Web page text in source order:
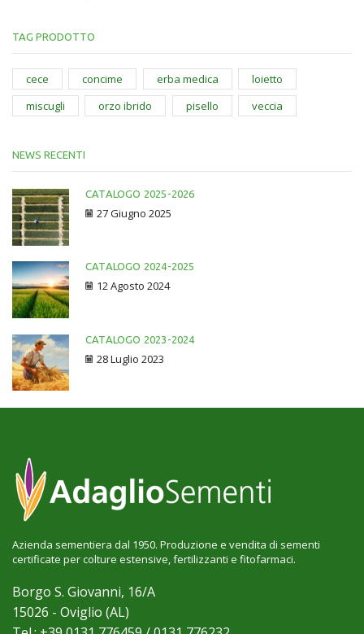
TAG PRODOTTO
cece concime erba medica
loietto
miscugli
orzo ibrido pisello veccia
NEWS RECENTI
CATALOGO 2025-2026
27 Giugno 2025
CATALOGO 2024-2025
12 Agosto 2024
CATALOGO 2023-2024
28 Luglio 2023
Azienda sementiera dal 1950. Produzione e vendita di sementi
certificate per colture estensive, fertilizzanti e fitofarmaci.
Borgo S. Giovanni, 16/A
15026 - Oviglio (AL)